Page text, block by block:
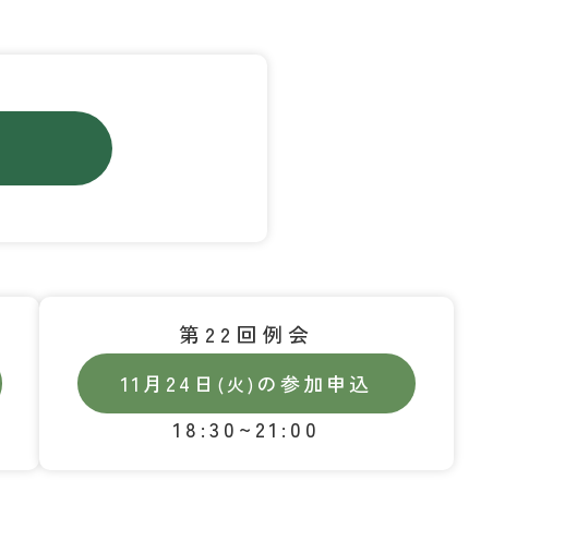
第22回例会
11月24日 (火) の参加申込
18:30~21:00